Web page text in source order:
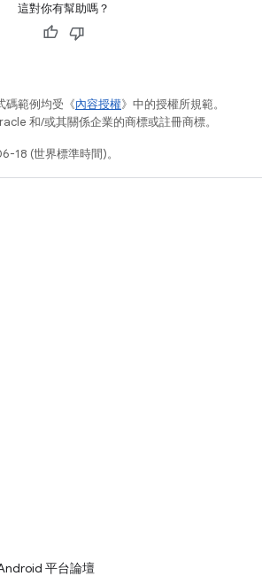
這對你有幫助嗎？
碼範例均受《內容授權》中的授權所規範。
和/或其關係企業的商標或註冊商標。
18 (世界標準時間)。
平台論壇